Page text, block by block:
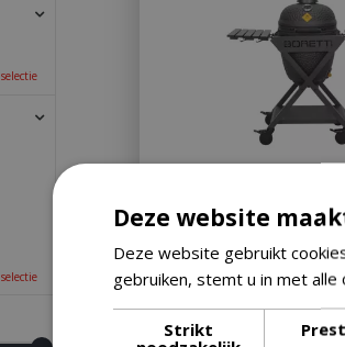
Kamadobarbecue
Let op: bijna uitverkocht!
Deze website
Deze website gebruikt
gebruiken, stemt u in met
Strikt